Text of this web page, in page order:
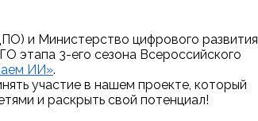
и Министерство цифрового развития
3-его сезона Всероссийского
ИИ».
участие в нашем проекте, который
и раскрыть свой потенциал!